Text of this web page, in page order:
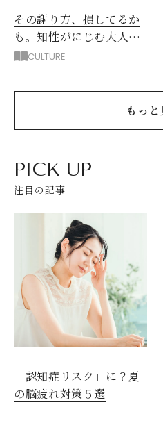
その謝り方、損してるか
も。知性がにじむ大人の
謝罪表現3選
CULTURE
もっ
PICK UP
注目の記事
「認知症リスク」に？夏
の脳疲れ対策５選